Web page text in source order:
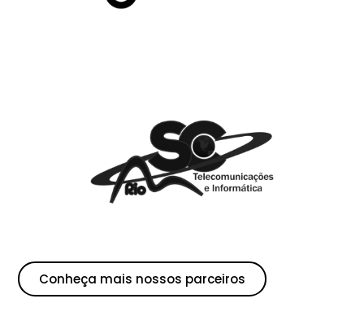
Conheça mais nossos parceiros